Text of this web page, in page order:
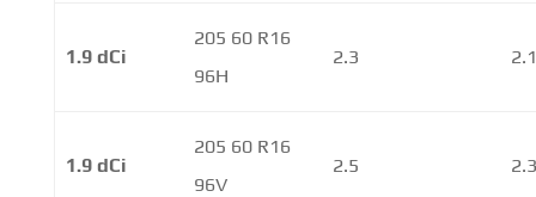
1.9 dCi
205 60 R16
96H
2.3
1.9 dCi
205 60 R16
96V
2.5